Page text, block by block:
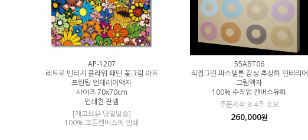
AP-1207
레트로 빈티지 플라워 패턴 꽃그림 아트
프린팅 인테리어액자
사이즈 70x70cm
인쇄한 판넬
[재고보유 당일발송]
100% 코튼캔버스에 인쇄
55ABT06
직접그린 파스텔톤 감성 추상화 인테리어
그림액자
100% 수작업 캔버스유화
주문제작 3-4주 소요
260,000원